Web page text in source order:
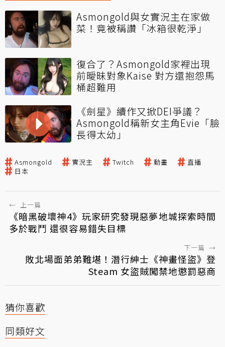
Asmongold與女實況主在家做
菜！竟被稱讚「冰箱很乾淨」
復合了？Asmongold家裡出現
前曖昧對象Kaise 對方還抱怨馬
桶超難用
《劍星》續作又掀DEI爭議？
Asmongold稱新女主角Evie「臉
長得太幼」
Asmongold 實況主 Twitch 動畫
直播
日本
← 上一篇
《暗黑破壞神4》玩家研究發現惡夢地城探索時間
多於戰鬥 還很容易錯失目標
下一篇 →
敗北場面弟弟難堪！潛行紳士《神畫怪盜》登
Steam 女盜賊闖禁地懲罰惡商
猜你喜歡
同類好文